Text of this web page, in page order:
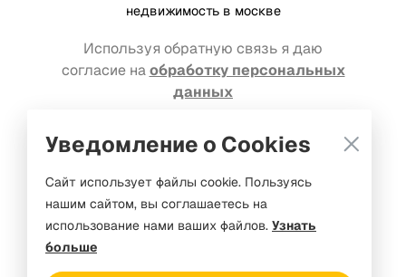
недвижимость в москве
Используя обратную связь я даю
согласие наобработку персональных
данных
© Premium estate, 2016-2026. Все права защищены
ООО «Медиакассир Маркет»
ОГРН 1237700347147
Уведомление о Cookies
Сайт использует файлы cookie. Пользуясь
нашим сайтом, вы соглашаетесь на
использование нами ваших файлов. Узнать
больше